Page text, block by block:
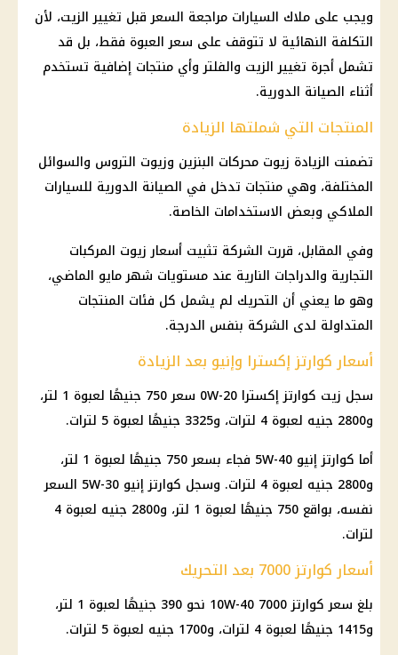
ويجب على ملاك السيارات مراجعة السعر قبل تغيير الزيت، لأن
التكلفة النهائية لا تتوقف على سعر العبوة فقط، بل قد
تشمل أجرة تغيير الزيت والفلتر وأي منتجات إضافية تستخدم
أثناء الصيانة الدورية.
المنتجات التي شملتها الزيادة
تضمنت الزيادة زيوت محركات البنزين وزيوت التروس والسوائل
المختلفة، وهي منتجات تدخل في الصيانة الدورية للسيارات
الملاكي وبعض الاستخدامات الخاصة.
وفي المقابل، قررت الشركة تثبيت أسعار زيوت المركبات
التجارية والدراجات النارية عند مستويات شهر مايو الماضي،
وهو ما يعني أن التحريك لم يشمل كل فئات المنتجات
المتداولة لدى الشركة بنفس الدرجة.
أسعار كوارتز إكسترا وإنيو بعد الزيادة
سجل زيت كوارتز إكسترا 0W-20 سعر 750 جنيهًا لعبوة 1 لتر،
و2800 جنيه لعبوة 4 لترات، و3325 جنيهًا لعبوة 5 لترات.
أما كوارتز إنيو 5W-40 فجاء بسعر 750 جنيهًا لعبوة 1 لتر،
و2800 جنيه لعبوة 4 لترات. وسجل كوارتز إنيو 5W-30 السعر
نفسه، بواقع 750 جنيهًا لعبوة 1 لتر، و2800 جنيه لعبوة 4
لترات.
أسعار كوارتز 7000 بعد التحريك
بلغ سعر كوارتز 7000 10W-40 نحو 390 جنيهًا لعبوة 1 لتر،
و1415 جنيهًا لعبوة 4 لترات، و1700 جنيه لعبوة 5 لترات.